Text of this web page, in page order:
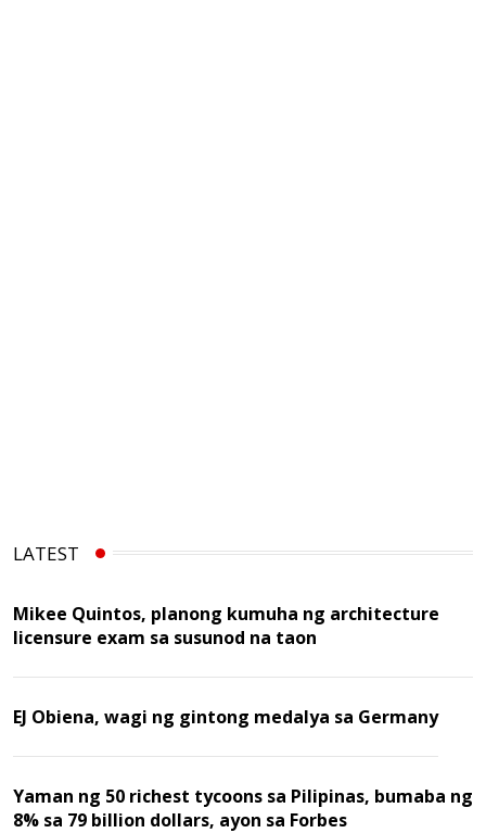
LATEST
Mikee Quintos, planong kumuha ng architecture
licensure exam sa susunod na taon
EJ Obiena, wagi ng gintong medalya sa Germany
Yaman ng 50 richest tycoons sa Pilipinas, bumaba ng
8% sa 79 billion dollars, ayon sa Forbes